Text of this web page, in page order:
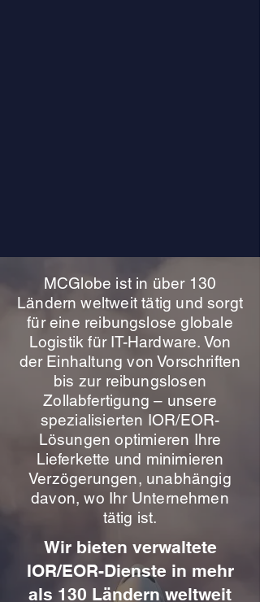
MCGlobe ist in über 130
Ländern weltweit tätig und sorgt
für eine reibungslose globale
Logistik für IT-Hardware. Von
der Einhaltung von Vorschriften
bis zur reibungslosen
Zollabfertigung – unsere
spezialisierten IOR/EOR-
Lösungen optimieren Ihre
Lieferkette und minimieren
Verzögerungen, unabhängig
davon, wo Ihr Unternehmen
tätig ist.
Wir bieten verwaltete
IOR/EOR-Dienste in mehr
als 130 Ländern weltweit